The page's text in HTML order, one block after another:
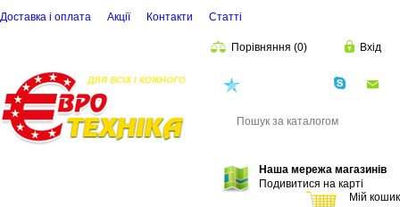
Доставка і оплата Акції Контакти Статті
Порівняння (0) Вхід
Наша мережа магазинів
Подивитися на карті
Мій кошик